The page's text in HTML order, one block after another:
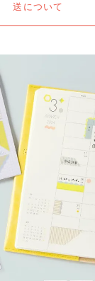
送について